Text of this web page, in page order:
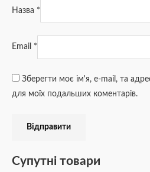
Назва *
Email *
Зберегти моє ім'я, e-mail, та
для моїх подальших коментарів.
Супутні товари